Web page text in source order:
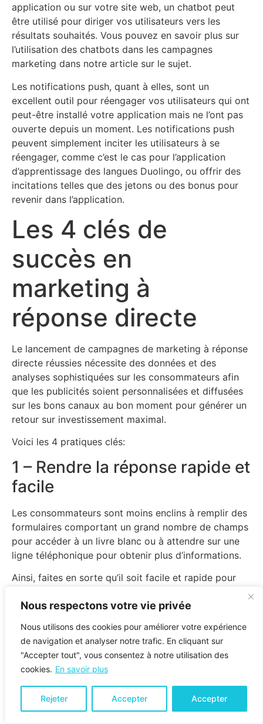
Nous respectons votre vie privée
Nous utilisons des cookies pour améliorer votre expérience
de navigation et analyser notre trafic. En cliquant sur
"Accepter tout", vous consentez à notre utilisation des
cookies. En savoir plus
Rejeter Accepter Accepter
application ou sur votre site web, un chatbot peut
être utilisé pour diriger vos utilisateurs vers les
résultats souhaités. Vous pouvez en savoir plus sur
l’utilisation des chatbots dans les campagnes
marketing dans notre article sur le sujet.
Les notifications push, quant à elles, sont un
excellent outil pour réengager vos utilisateurs qui ont
peut-être installé votre application mais ne l’ont pas
ouverte depuis un moment. Les notifications push
peuvent simplement inciter les utilisateurs à se
réengager, comme c’est le cas pour l’application
d’apprentissage des langues Duolingo, ou offrir des
incitations telles que des jetons ou des bonus pour
revenir dans l’application.
Les 4 clés de
succès en
marketing à
réponse directe
Le lancement de campagnes de marketing à réponse
directe réussies nécessite des données et des
analyses sophistiquées sur les consommateurs afin
que les publicités soient personnalisées et diffusées
sur les bons canaux au bon moment pour générer un
retour sur investissement maximal.
Voici les 4 pratiques clés:
1 – Rendre la réponse rapide et
facile
Les consommateurs sont moins enclins à remplir des
formulaires comportant un grand nombre de champs
pour accéder à un livre blanc ou à attendre sur une
ligne téléphonique pour obtenir plus d’informations.
Ainsi, faites en sorte qu’il soit facile et rapide pour
vos taux de conversion augmenteront.
2 – Concevoir votre appel à
l’action très spécifique
Pour faciliter la réponse des consommateurs, il faut
notamment incorporer un appel à l’action spécifique
et clair. L’action suivante souhaitée doit être